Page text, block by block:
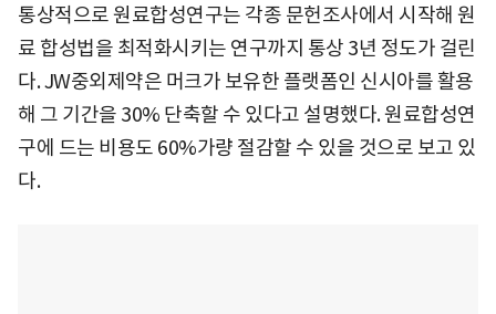
통상적으로 원료합성연구는 각종 문헌조사에서 시작해 원
료 합성법을 최적화시키는 연구까지 통상 3년 정도가 걸린
다. JW중외제약은 머크가 보유한 플랫폼인 신시아를 활용
해 그 기간을 30% 단축할 수 있다고 설명했다. 원료합성연
구에 드는 비용도 60%가량 절감할 수 있을 것으로 보고 있
다.